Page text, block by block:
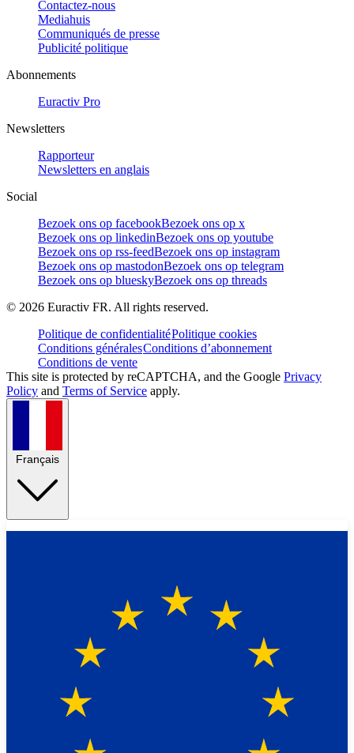
Contactez-nous
Mediahuis
Communiqués de presse
Publicité politique
Abonnements
Euractiv Pro
Newsletters
Rapporteur
Newsletters en anglais
Social
Bezoek ons op facebookBezoek ons op x
Bezoek ons op linkedinBezoek ons op youtube
Bezoek ons op rss-feedBezoek ons op instagram
Bezoek ons op mastodonBezoek ons op telegram
Bezoek ons op blueskyBezoek ons op threads
© 2026 Euractiv FR. All rights reserved.
Politique de confidentialitéPolitique cookies
Conditions généralesConditions d’abonnement
Conditions de vente
This site is protected by reCAPTCHA, and the Google Privacy
Policy and Terms of Service apply.
Français